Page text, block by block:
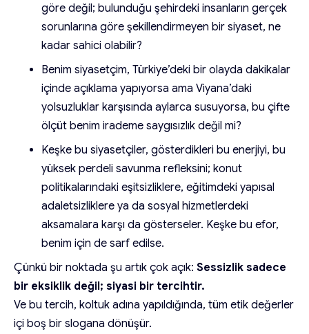
göre değil; bulunduğu şehirdeki insanların gerçek
sorunlarına göre şekillendirmeyen bir siyaset, ne
kadar sahici olabilir?
Benim siyasetçim, Türkiye’deki bir olayda dakikalar
içinde açıklama yapıyorsa ama Viyana’daki
yolsuzluklar karşısında aylarca susuyorsa, bu çifte
ölçüt benim irademe saygısızlık değil mi?
Keşke bu siyasetçiler, gösterdikleri bu enerjiyi, bu
yüksek perdeli savunma refleksini; konut
politikalarındaki eşitsizliklere, eğitimdeki yapısal
adaletsizliklere ya da sosyal hizmetlerdeki
aksamalara karşı da gösterseler. Keşke bu efor,
benim için de sarf edilse.
Çünkü bir noktada şu artık çok açık: Sessizlik sadece
bir eksiklik değil; siyasi bir tercihtir.
Ve bu tercih, koltuk adına yapıldığında, tüm etik değerler
içi boş bir slogana dönüşür.